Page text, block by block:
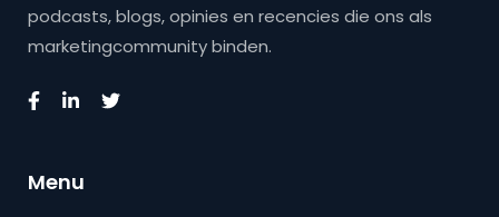
podcasts, blogs, opinies en recencies die ons als
marketingcommunity binden.
Menu